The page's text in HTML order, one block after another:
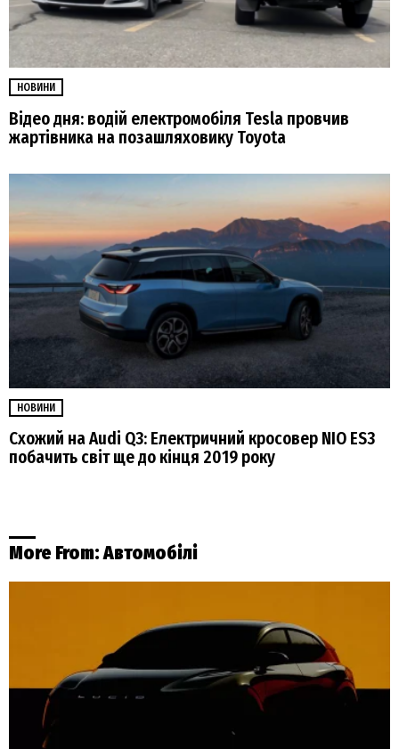
НОВИНИ
Відео дня: водій електромобіля Tesla провчив
жартівника на позашляховику Toyota
НОВИНИ
Схожий на Audi Q3: Електричний кросовер NIO ES3
побачить світ ще до кінця 2019 року
More From:Автомобілі